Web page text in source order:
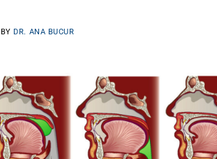
BYDR. ANA BUCUR